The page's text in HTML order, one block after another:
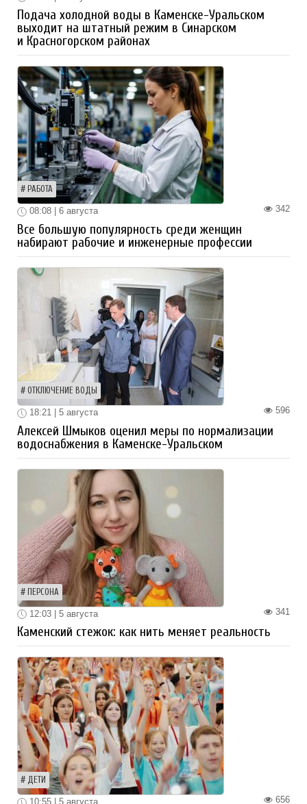
Подача холодной воды в Каменске-Уральском
выходит на штатный режим в Синарском
и Красногорском районах
РАБОТА
342
08:08 | 6 августа
Все большую популярность среди женщин
набирают рабочие и инженерные профессии
ОТКЛЮЧЕНИЕ ВОДЫ
596
18:21 | 5 августа
Алексей Шмыков оценил меры по нормализации
водоснабжения в Каменске-Уральском
ПЕРСОНА
341
12:03 | 5 августа
Каменский стежок: как нить меняет реальность
ДЕТИ
656
10:55 | 5 августа